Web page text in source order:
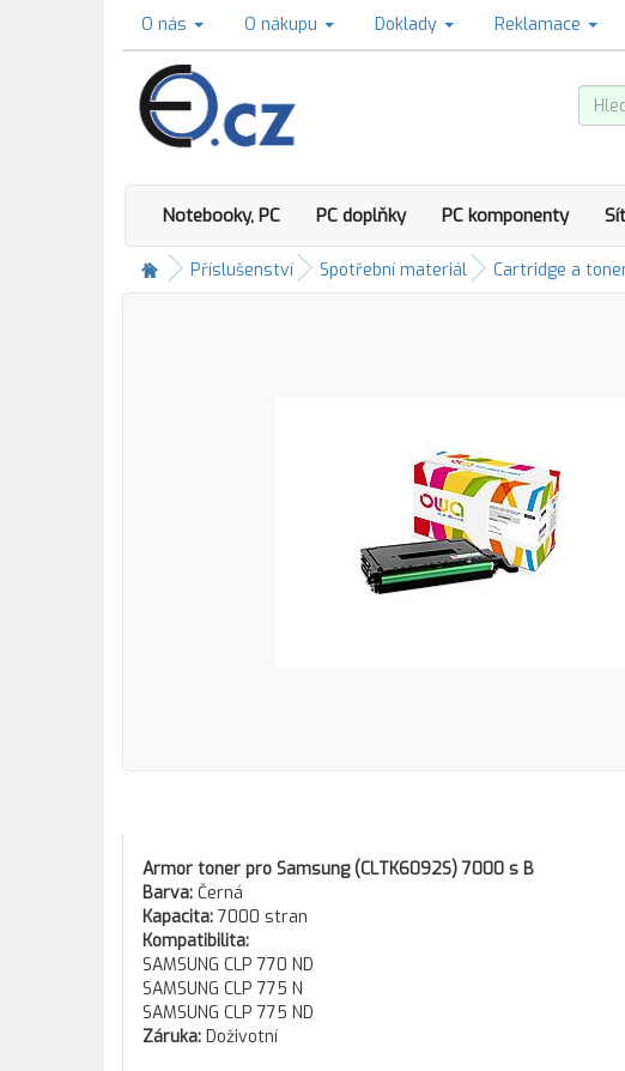
O nás O nákupu Doklady Reklamace
Notebooky, PC PC doplňky PC komponenty
Příslušenství Spotřební materiál Cartridge a
Armor toner pro Samsung (CLTK6092S) 7000 s B
Barva: Černá
Kapacita: 7000 stran
Kompatibilita:
SAMSUNG CLP 770 ND
SAMSUNG CLP 775 N
SAMSUNG CLP 775 ND
Záruka: Doživotní